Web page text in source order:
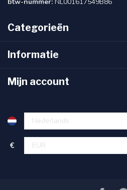
Categorieën
Informatie
Mijn account
€